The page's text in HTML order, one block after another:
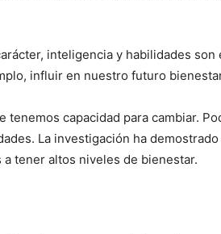
inteligencia y habilidades
influir en nuestro futuro
capacidad para cambiar.
La investigación ha
tener altos niveles de bienestar.